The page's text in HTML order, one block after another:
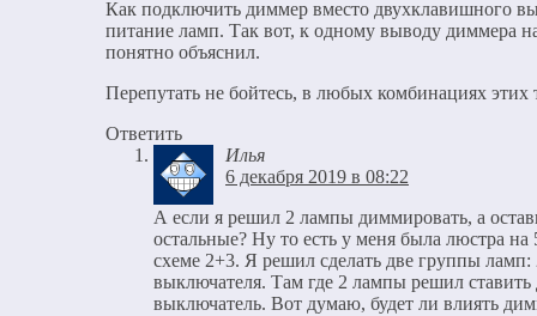
Как подключить диммер вместо двухклавишного
питание ламп. Так вот, к одному выводу диммера
понятно объяснил.
Перепутать не бойтесь, в любых комбинациях этих
Ответить
Илья
6 декабря 2019 в 08:22
А если я решил 2 лампы диммировать, а
остальные? Ну то есть у меня была люстра
схеме 2+3. Я решил сделать две группы ламп:
выключателя. Там где 2 лампы решил
выключатель. Вот думаю, будет ли влиять